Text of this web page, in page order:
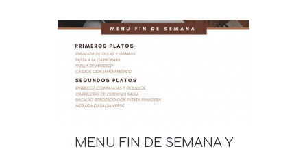
MENU FIN DE SEMANA Y